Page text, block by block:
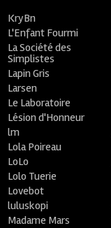
KryBn
L'Enfant Fourmi
La Société des
Simplistes
Lapin Gris
Larsen
Le Laboratoire
Lésion d'Honneur
lm
Lola Poireau
LoLo
Lolo Tuerie
Lovebot
luluskopi
Madame Mars